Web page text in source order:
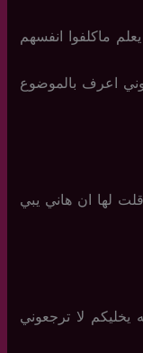
ماكلفوا انفسهم
اعرف بالموضوع
لها ان هاني يبي
يخليكم لا ترجعوني